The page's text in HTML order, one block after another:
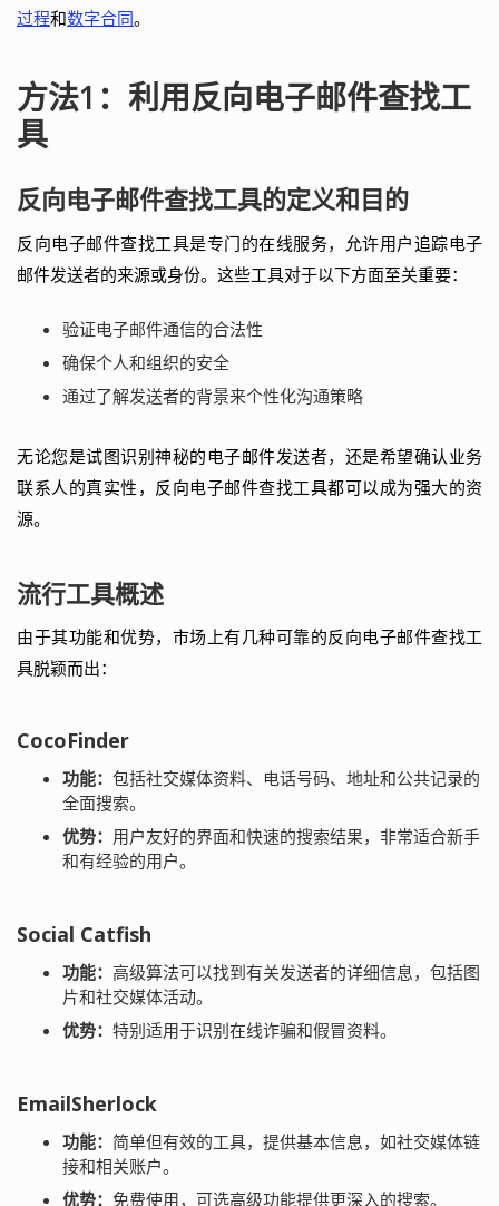
过程和数字合同。
方法1：利用反向电子邮件查找工
具
反向电子邮件查找工具的定义和目的
反向电子邮件查找工具是专门的在线服务，允许用户追踪电子
邮件发送者的来源或身份。这些工具对于以下方面至关重要：
验证电子邮件通信的合法性
确保个人和组织的安全
通过了解发送者的背景来个性化沟通策略
无论您是试图识别神秘的电子邮件发送者，还是希望确认业务
联系人的真实性，反向电子邮件查找工具都可以成为强大的资
源。
流行工具概述
由于其功能和优势，市场上有几种可靠的反向电子邮件查找工
具脱颖而出：
CocoFinder
功能： 包括社交媒体资料、电话号码、地址和公共记录的
全面搜索。
优势： 用户友好的界面和快速的搜索结果，非常适合新手
和有经验的用户。
Social Catfish
功能： 高级算法可以找到有关发送者的详细信息，包括图
片和社交媒体活动。
优势： 特别适用于识别在线诈骗和假冒资料。
EmailSherlock
功能： 简单但有效的工具，提供基本信息，如社交媒体链
接和相关账户。
优势： 免费使用，可选高级功能提供更深入的搜索。